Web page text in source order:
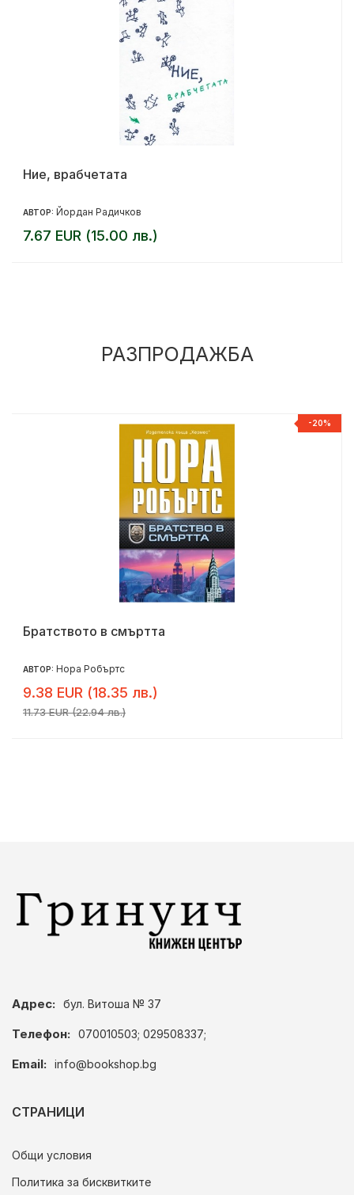
Ние, врабчетата
АВТОР: Йордан Радичков
7.67 EUR (15.00 лв.)
РАЗПРОДАЖБА
-20%
Братството в смъртта
АВТОР: Нора Робъртс
9.38 EUR (18.35 лв.)
11.73 EUR (22.94 лв.)
Адрес: бул. Витоша № 37
Телефон: 070010503; 029508337;
Email: info@bookshop.bg
СТРАНИЦИ
Общи условия
Политика за бисквитките